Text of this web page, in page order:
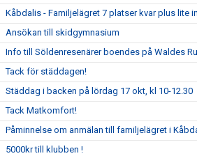
Kåbdalis - Familjelägret 7 platser kvar plus lite
Ansökan till skidgymnasium
Info till Söldenresenärer boendes på Waldes
Tack för städdagen!
Städdag i backen på lördag 17 okt, kl 10-12.30
Tack Matkomfort!
Påminnelse om anmälan till familjelägret i
5000kr till klubben !